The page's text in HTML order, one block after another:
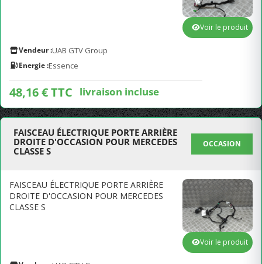
Vendeur :UAB GTV Group
Energie :Essence
48,16 € TTC livraison incluse
Voir le produit
FAISCEAU ÉLECTRIQUE PORTE ARRIÈRE
DROITE D'OCCASION POUR MERCEDES
CLASSE S
OCCASION
FAISCEAU ÉLECTRIQUE PORTE ARRIÈRE
DROITE D'OCCASION POUR MERCEDES
CLASSE S
Voir le produit